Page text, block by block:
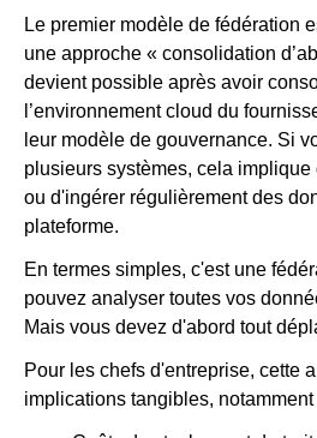
Le premier modèle de fédération
une approche « consolidation
devient possible après avoir
l’environnement cloud du
leur modèle de gouvernance. Si
plusieurs systèmes, cela
ou d'ingérer régulièrement des
plateforme.
En termes simples, c'est une
pouvez analyser toutes vos
Mais vous devez d'abord tout
Pour les chefs d'entreprise, cette
implications tangibles, notamment